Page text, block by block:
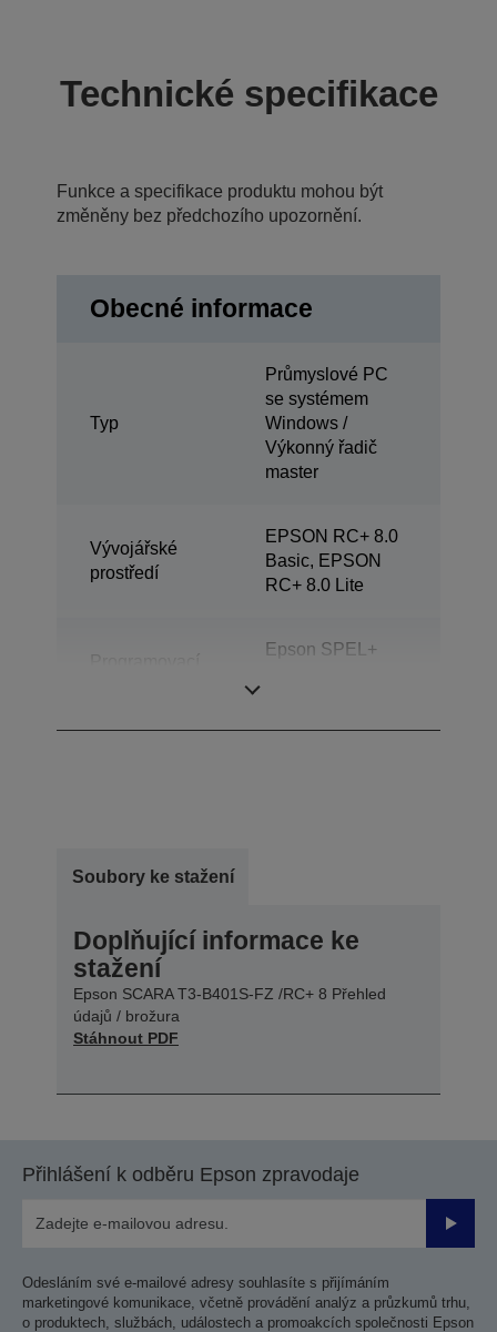
Technické specifikace
Funkce a specifikace produktu mohou být
změněny bez předchozího upozornění.
Obecné informace
Typ
Průmyslové PC
se systémem
Windows /
Výkonný řadič
master
Vývojářské
prostředí
EPSON RC+ 8.0
Basic, EPSON
RC+ 8.0 Lite
Epson SPEL+
Soubory ke stažení
Doplňující informace ke
stažení
Epson SCARA T3-B401S-FZ /RC+ 8 Přehled
údajů / brožura
Stáhnout PDF
Přihlášení k odběru Epson zpravodaje
Odesláním své e-mailové adresy souhlasíte s přijímáním
marketingové komunikace, včetně provádění analýz a průzkumů trhu,
o produktech, službách, událostech a promoakcích společnosti Epson